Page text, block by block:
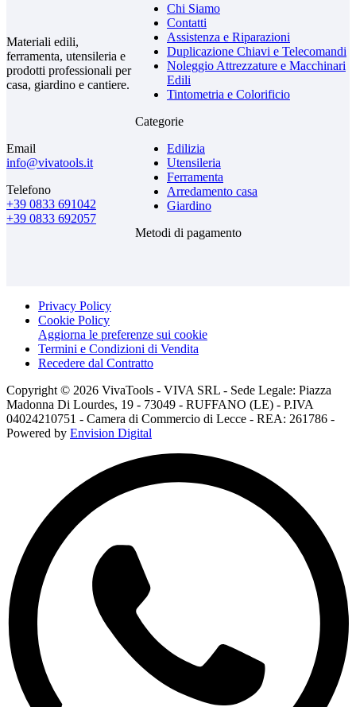
Materiali edili,
ferramenta, utensileria e
prodotti professionali per
casa, giardino e cantiere.
Email
info@vivatools.it
Telefono
+39 0833 691042
+39 0833 692057
Chi Siamo
Contatti
Assistenza e Riparazioni
Duplicazione Chiavi e Telecomandi
Noleggio Attrezzature e Macchinari
Edili
Tintometria e Colorificio
Categorie
Edilizia
Utensileria
Ferramenta
Arredamento casa
Giardino
Metodi di pagamento
Privacy Policy
Cookie Policy
Aggiorna le preferenze sui cookie
Termini e Condizioni di Vendita
Recedere dal Contratto
Copyright © 2026 VivaTools - VIVA SRL - Sede Legale: Piazza
Madonna Di Lourdes, 19 - 73049 - RUFFANO (LE) - P.IVA
04024210751 - Camera di Commercio di Lecce - REA: 261786 -
Powered by Envision Digital